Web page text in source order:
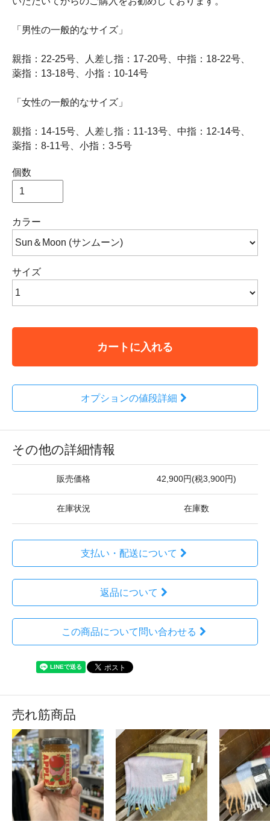
「男性の一般的なサイズ」
親指：22-25号、人差し指：17-20号、中指：18-22号、
薬指：13-18号、小指：10-14号
「女性の一般的なサイズ」
親指：14-15号、人差し指：11-13号、中指：12-14号、
薬指：8-11号、小指：3-5号
個数
カラー
サイズ
カートに入れる
オプションの値段詳細
その他の詳細情報
販売価格 42,900円(税3,900円)
在庫状況 在庫数
支払い・配送について
返品について
この商品について問い合わせる
売れ筋商品